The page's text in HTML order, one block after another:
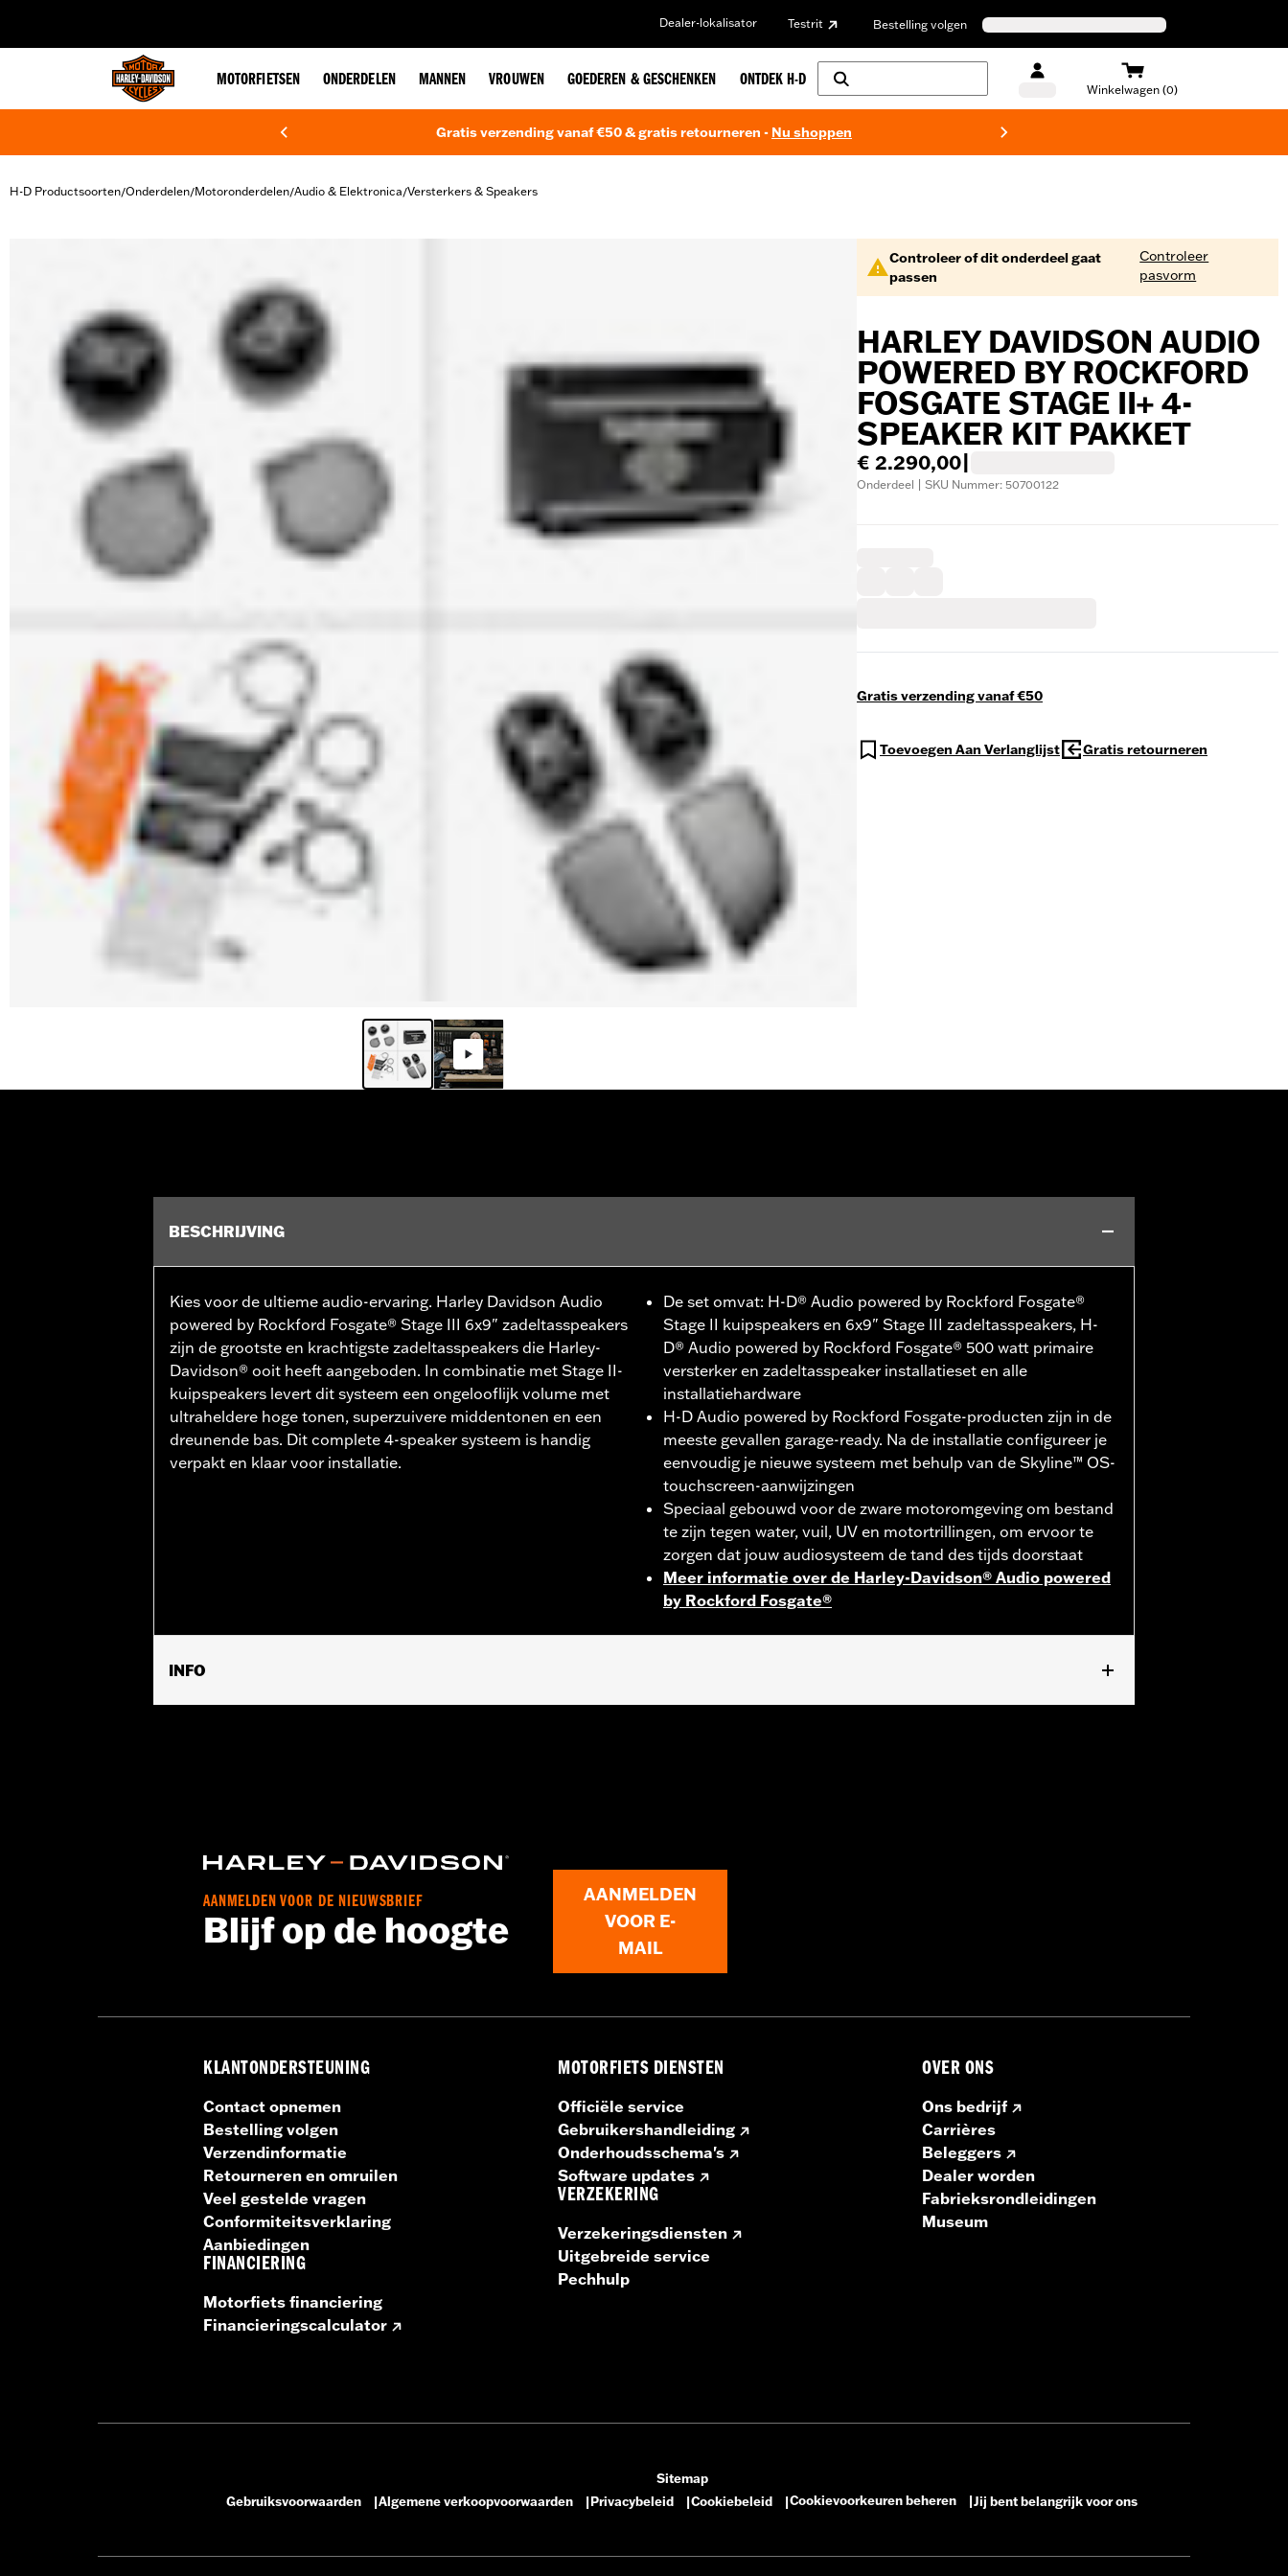
Dealer-lokalisator Testrit Bestelling volgen
MOTORFIETSEN ONDERDELEN MANNEN VROUWEN GOEDEREN & GESCHENKEN ONTDEK H-D
Winkelwagen (0)
Gratis verzending vanaf €50 & gratis retourneren - Nu shoppen
H-D Productsoorten/Onderdelen/Motoronderdelen/Audio & Elektronica/Versterkers & Speakers
Controleer of dit onderdeel gaat
passen
Controleer
pasvorm
HARLEY DAVIDSON AUDIO
POWERED BY ROCKFORD
FOSGATE STAGE II+ 4-
SPEAKER KIT PAKKET
€ 2.290,00
Onderdeel | SKU Nummer: 50700122
Gratis verzending vanaf €50
Toevoegen Aan Verlanglijst Gratis retourneren
BESCHRIJVING
Kies voor de ultieme audio-ervaring. Harley Davidson Audio
powered by Rockford Fosgate® Stage III 6x9" zadeltasspeakers
zijn de grootste en krachtigste zadeltasspeakers die Harley-
Davidson® ooit heeft aangeboden. In combinatie met Stage II-
kuipspeakers levert dit systeem een ongelooflijk volume met
ultraheldere hoge tonen, superzuivere middentonen en een
dreunende bas. Dit complete 4-speaker systeem is handig
verpakt en klaar voor installatie.
De set omvat: H-D® Audio powered by Rockford Fosgate®
Stage II kuipspeakers en 6x9" Stage III zadeltasspeakers, H-
D® Audio powered by Rockford Fosgate® 500 watt primaire
versterker en zadeltasspeaker installatieset en alle
installatiehardware
H-D Audio powered by Rockford Fosgate-producten zijn in de
meeste gevallen garage-ready. Na de installatie configureer je
eenvoudig je nieuwe systeem met behulp van de Skyline™ OS-
touchscreen-aanwijzingen
Speciaal gebouwd voor de zware motoromgeving om bestand
te zijn tegen water, vuil, UV en motortrillingen, om ervoor te
zorgen dat jouw audiosysteem de tand des tijds doorstaat
Meer informatie over de Harley-Davidson® Audio powered
by Rockford Fosgate®
INFO
AANMELDEN VOOR DE NIEUWSBRIEF
Blijf op de hoogte
AANMELDEN
VOOR E-
MAIL
KLANTONDERSTEUNING
Contact opnemen
Bestelling volgen
Verzendinformatie
Retourneren en omruilen
Veel gestelde vragen
Conformiteitsverklaring
Aanbiedingen
FINANCIERING
Motorfiets financiering
Financieringscalculator
MOTORFIETS DIENSTEN
Officiële service
Gebruikershandleiding
Onderhoudsschema's
Software updates
VERZEKERING
Verzekeringsdiensten
Uitgebreide service
Pechhulp
OVER ONS
Ons bedrijf
Carrières
Beleggers
Dealer worden
Fabrieksrondleidingen
Museum
Sitemap
Gebruiksvoorwaarden
Algemene verkoopvoorwaarden Privacybeleid Cookiebeleid Cookievoorkeuren beheren Jij bent belangrijk voor ons